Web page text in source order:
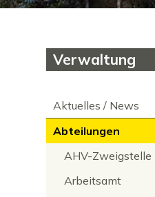
Subnavigation
Verwaltung
Aktuelles / News
Abteilungen
AHV-Zweigstelle
Arbeitsamt